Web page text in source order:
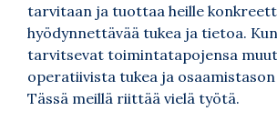
tarvitaan ja tuottaa heille
hyödynnettävää tukea ja tietoa.
tarvitsevat toimintatapojensa
operatiivista tukea ja
Tässä meillä riittää vielä työtä.